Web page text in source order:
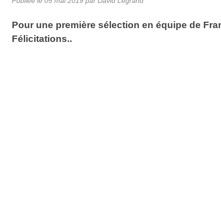
Pour une première sélection en équipe de
Félicitations..